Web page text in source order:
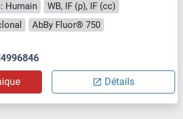
Humain
WB, IF (p), IF (cc)
AbBy Fluor® 750
Détails